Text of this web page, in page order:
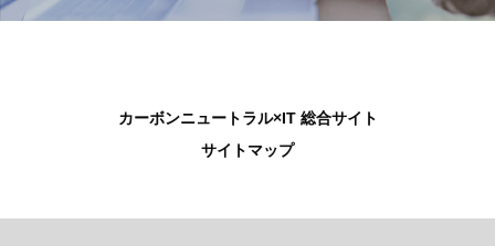
カーボンニュートラル×IT 総合サイト
サイトマップ